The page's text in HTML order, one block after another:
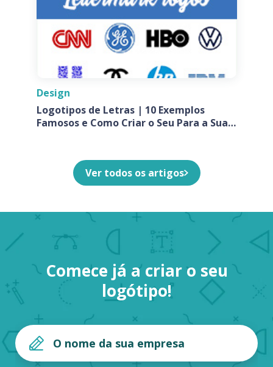
Design
Logotipos de Letras | 10 Exemplos
Famosos e Como Criar o Seu Para a Sua
Ver todos os artigos
Comece já a criar o seu
logótipo!